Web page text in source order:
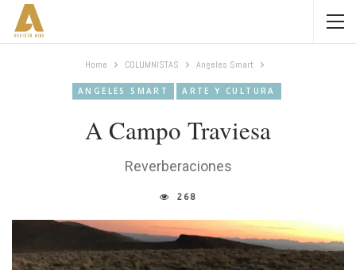
Home COLUMNISTAS Angeles Smart
ANGELES SMART ARTE Y CULTURA
A Campo Traviesa
Reverberaciones
268